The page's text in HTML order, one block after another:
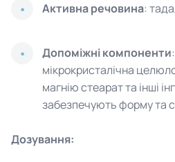
Активна речовина:
Допоміжні компоненти
мікрокристалічна
магнію стеарат та інші
забезпечують форму та
Дозування: